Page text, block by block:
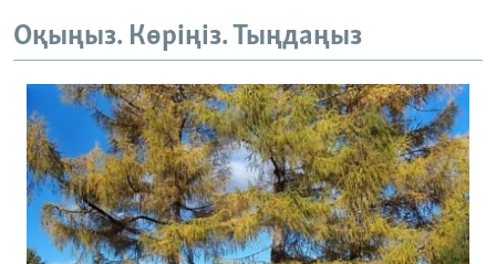
Оқыңыз. Көріңіз. Тыңдаңыз